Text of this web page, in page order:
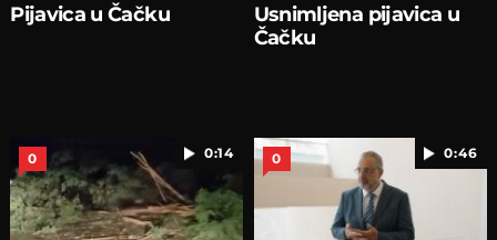
Pijavica u Čačku
Usnimljena pijavica u
Čačku
0:14
0 0:46
0